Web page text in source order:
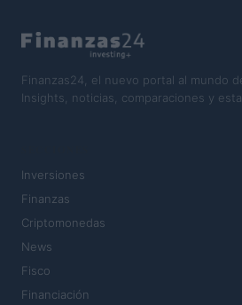
Finanzas24, el nuevo portal al mundo
Insights, noticias, comparaciones y
Inversiones
Finanzas
Criptomonedas
News
Fisco
Financiación